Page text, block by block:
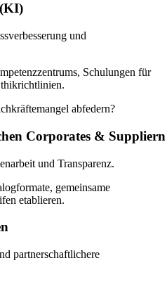
und
Schulungen für
abfedern?
Corporates & Suppliern
und Transparenz.
gemeinsame
etablieren.
partnerschaftlichere